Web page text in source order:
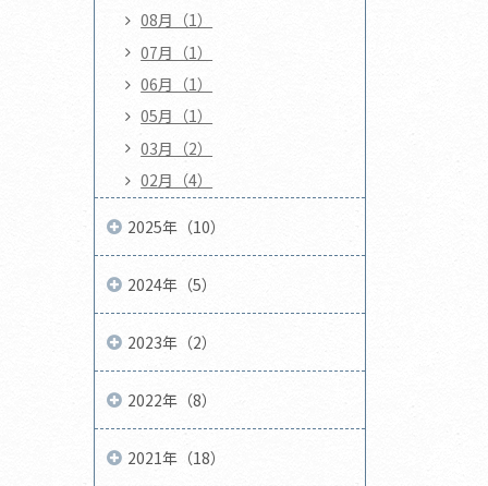
08月（1）
07月（1）
06月（1）
05月（1）
03月（2）
02月（4）
2025年（10）
2024年（5）
2023年（2）
2022年（8）
2021年（18）